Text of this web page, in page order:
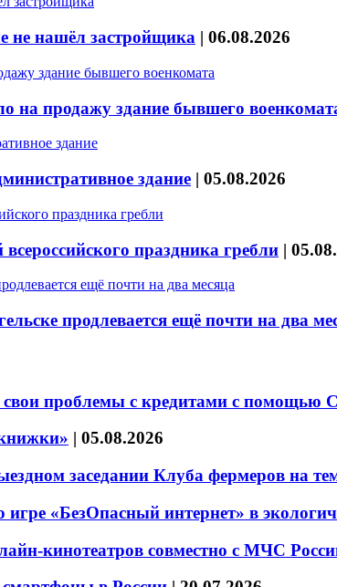
не нашёл застройщика | 06.08.2026
на продажу здание бывшего
здание | 05.08.2026
праздника гребли |
продлевается ещё почти на два
проблемы с кредитами с помощью
| 05.08.2026
заседании Клуба фермеров на
«БезОпасный интернет» в
кинотеатров совместно с МЧС